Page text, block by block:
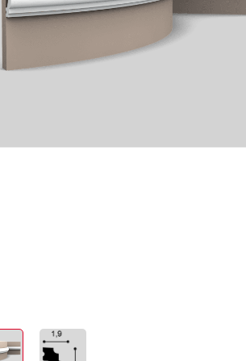
Электро-
Канаты, шнуры